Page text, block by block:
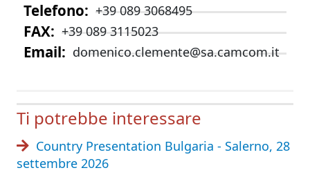
Telefono +39 089 3068495
FAX +39 089 3115023
Email domenico.clemente@sa.camcom.it
Ti potrebbe interessare
Country Presentation Bulgaria - Salerno, 28
settembre 2026